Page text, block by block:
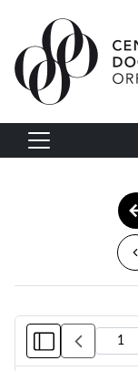
Vés al contingut
Navegació